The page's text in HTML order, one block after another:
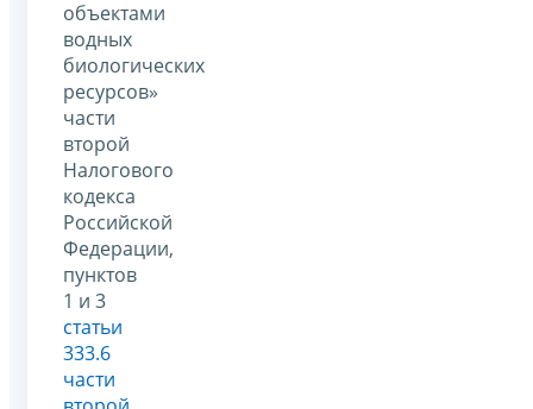
объектами
водных
биологических
ресурсов»
части
второй
Налогового
кодекса
Российской
Федерации,
пунктов
1 и 3
статьи
333.6
части